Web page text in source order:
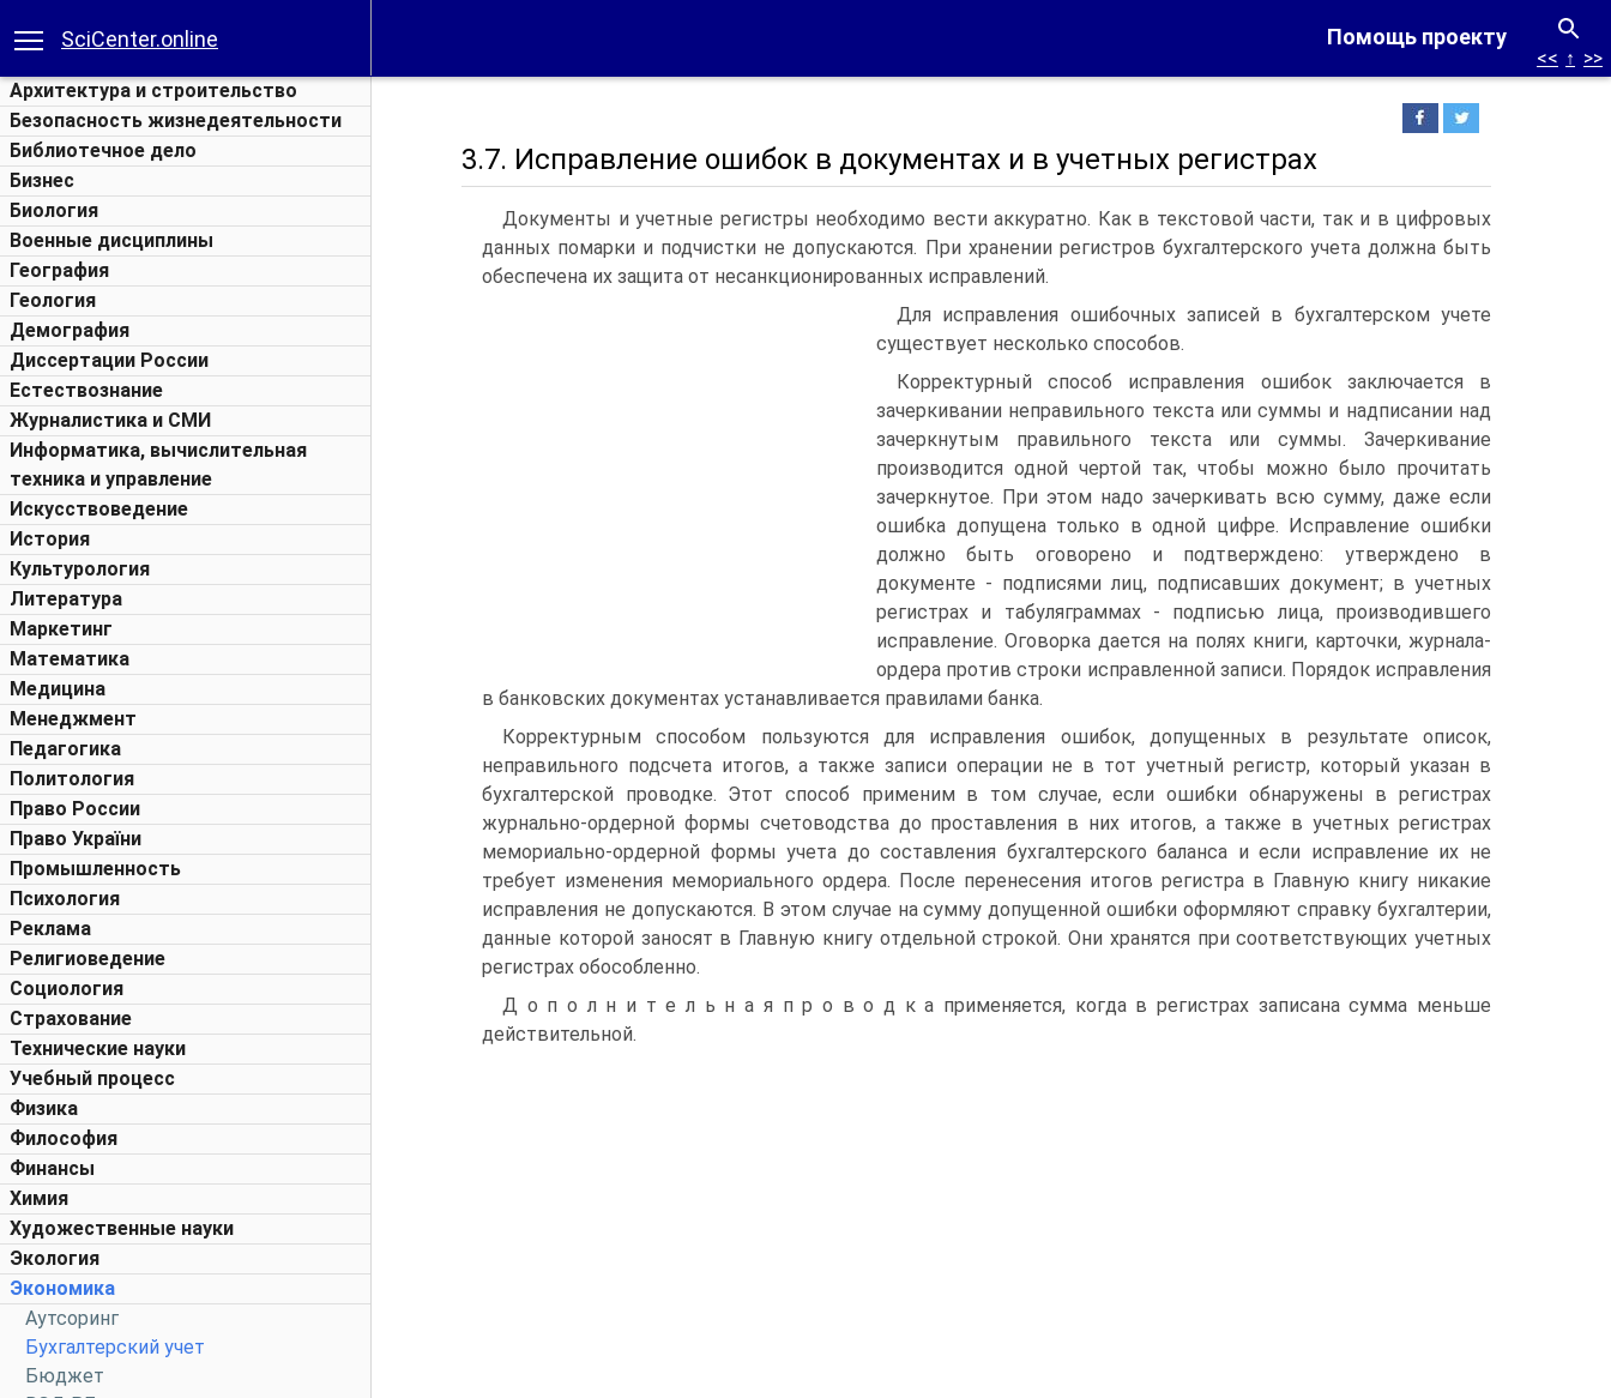
Помощь проекту
SciCenter.online
Архитектура и строительство
Безопасность жизнедеятельности
Библиотечное дело
Бизнес
Биология
Военные дисциплины
География
Геология
Демография
Диссертации России
Естествознание
Журналистика и СМИ
Информатика, вычислительная
техника и управление
Искусствоведение
История
Культурология
Литература
Маркетинг
Математика
Медицина
Менеджмент
Педагогика
Политология
Право России
Право України
Промышленность
Психология
Реклама
Религиоведение
Социология
Страхование
Технические науки
Учебный процесс
Физика
Философия
Финансы
Химия
Художественные науки
Экология
Экономика
Аутсоринг
Бухгалтерский учет
Бюджет
<< ↑ >>
3.7. Исправление ошибок в документах и в учетных регистрах
Документы и учетные регистры необходимо вести аккуратно. Как в текстовой части, так и в цифровых
данных помарки и подчистки не допускаются. При хранении регистров бухгалтерского учета должна быть
обеспечена их защита от несанкционированных исправлений.
Для исправления ошибочных записей в бухгалтерском учете
существует несколько способов.
Корректурный способ исправления ошибок заключается в
зачеркивании неправильного текста или суммы и надписании над
зачеркнутым правильного текста или суммы. Зачеркивание
производится одной чертой так, чтобы можно было прочитать
зачеркнутое. При этом надо зачеркивать всю сумму, даже если
ошибка допущена только в одной цифре. Исправление ошибки
должно быть оговорено и подтверждено: утверждено в
документе - подписями лиц, подписавших документ; в учетных
регистрах и табуляграммах - подписью лица, производившего
исправление. Оговорка дается на полях книги, карточки, журнала-
ордера против строки исправленной записи. Порядок исправления
в банковских документах устанавливается правилами банка.
Корректурным способом пользуются для исправления ошибок, допущенных в результате описок,
неправильного подсчета итогов, а также записи операции не в тот учетный регистр, который указан в
бухгалтерской проводке. Этот способ применим в том случае, если ошибки обнаружены в регистрах
журнально-ордерной формы счетоводства до проставления в них итогов, а также в учетных регистрах
мемориально-ордерной формы учета до составления бухгалтерского баланса и если исправление их не
требует изменения мемориального ордера. После перенесения итогов регистра в Главную книгу никакие
исправления не допускаются. В этом случае на сумму допущенной ошибки оформляют справку бухгалтерии,
данные которой заносят в Главную книгу отдельной строкой. Они хранятся при соответствующих учетных
регистрах обособленно.
Д о п о л н и т е л ь н а я п р о в о д к а применяется, когда в регистрах записана сумма меньше
действительной.